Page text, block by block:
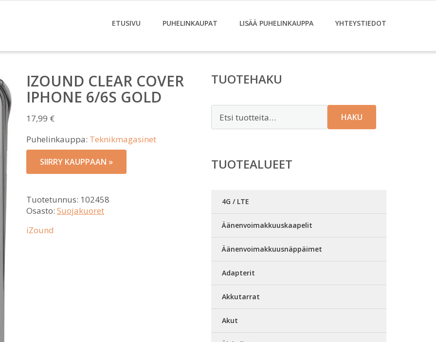
ETUSIVU PUHELINKAUPAT LISÄÄ PUHELINKAUPPA YHTEYSTIEDOT
IZOUND CLEAR COVER
IPHONE 6/6S GOLD
17,99 €
Puhelinkauppa: Teknikmagasinet
SIIRRY KAUPPAAN »
Tuotetunnus: 102458
Osasto: Suojakuoret
iZound
TUOTEHAKU
HAKU
TUOTEALUEET
4G / LTE
Äänenvoimakkuuskaapelit
Äänenvoimakkuusnäppäimet
Adapterit
Akkutarrat
Akut